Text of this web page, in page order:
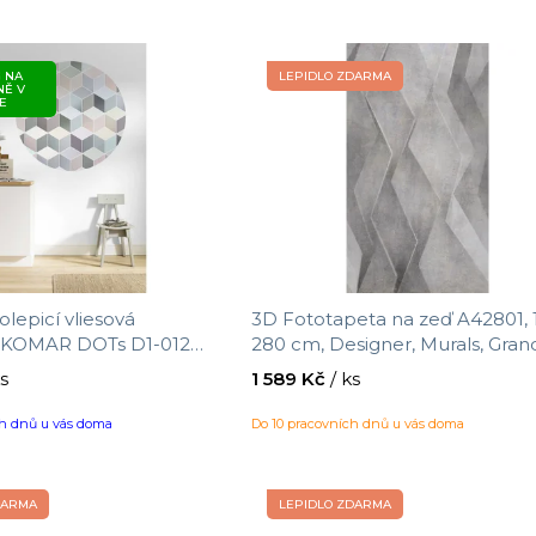
NA
V
vliesová
DOTs D1-012
velikost ø 125 cm
dnů u vás doma
LEPIDLO ZDARMA
3D Fototapeta na zeď A42801,
280 cm, Designer, Murals,
Do 10 pracovních dnů u vás doma
1 589 Kč / ks
LEPIDLO ZDARMA